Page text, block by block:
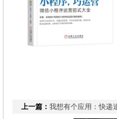
上一篇： 我想有个应用：快递